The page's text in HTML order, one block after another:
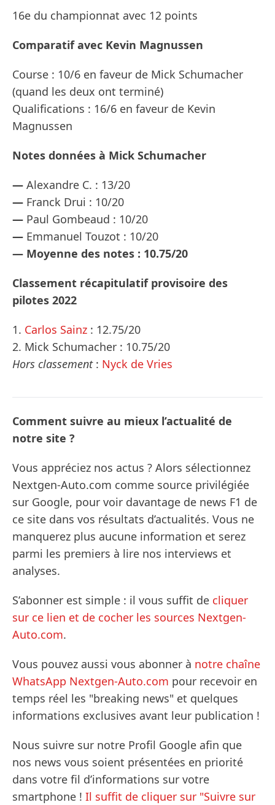
16e du championnat avec 12 points
Comparatif avec Kevin Magnussen
Course : 10/6 en faveur de Mick Schumacher
(quand les deux ont terminé)
Qualifications : 16/6 en faveur de Kevin
Magnussen
Notes données à Mick Schumacher
— Alexandre C. : 13/20
— Franck Drui : 10/20
— Paul Gombeaud : 10/20
— Emmanuel Touzot : 10/20
— Moyenne des notes : 10.75/20
Classement récapitulatif provisoire des
pilotes 2022
1. Carlos Sainz : 12.75/20
2. Mick Schumacher : 10.75/20
Hors classement: Nyck de Vries
Comment suivre au mieux l’actualité de
notre site ?
Vous appréciez nos actus ? Alors sélectionnez
Nextgen-Auto.com comme source privilégiée
sur Google, pour voir davantage de news F1 de
ce site dans vos résultats d’actualités. Vous ne
manquerez plus aucune information et serez
parmi les premiers à lire nos interviews et
analyses.
S’abonner est simple : il vous suffit de cliquer
sur ce lien et de cocher les sources Nextgen-
Auto.com.
Vous pouvez aussi vous abonner à notre chaîne
WhatsApp Nextgen-Auto.com pour recevoir en
temps réel les "breaking news" et quelques
informations exclusives avant leur publication !
Nous suivre sur notre Profil Google afin que
nos news vous soient présentées en priorité
dans votre fil d’informations sur votre
smartphone ! Il suffit de cliquer sur "Suivre sur